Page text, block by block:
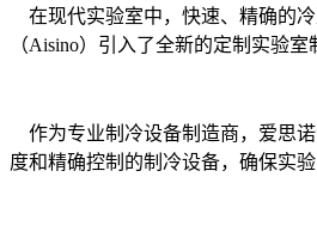
在现代实验室中，快速、精确的
（Aisino）引入了全新的定制实验
作为专业制冷设备制造商，爱思
度和精确控制的制冷设备，确保实